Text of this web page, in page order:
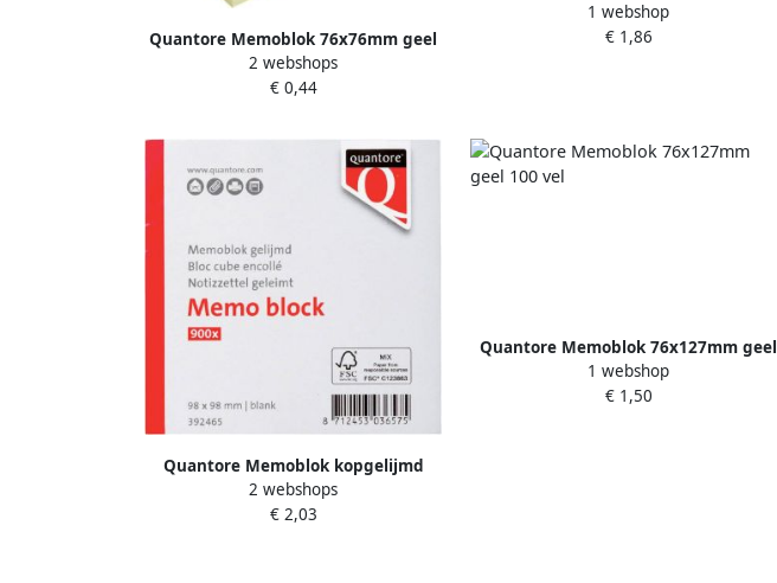
Quantore Memoblok 76x76mm geel
100 vel
2 webshops
€ 0,44
geel
1 webshop
€ 1,86
Quantore Memoblok kopgelijmd
98x98mm 900 vel
2 webshops
€ 2,03
Quantore Memoblok 76x127mm geel
100 vel
1 webshop
€ 1,50